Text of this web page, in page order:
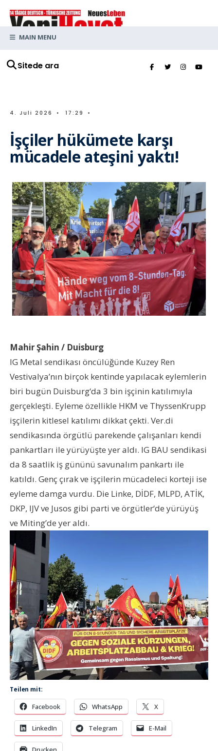
Sitede ara
MAIN MENU
4. Juli 2026 • 17:29 •
İşçiler hükümete karşı
mücadele ateşini yaktı!
Mahir Şahin / Duisburg
IG Metal sendikası öncülüğünde Kuzey Ren
Vestivalya’nın birçok kentinde yapılacak eylemlerin
biri bugün Duisburg‘da 3 bin işçinin katılımıyla
gerçekleşti. Eyleme özellikle HKM ve ThyssenKrupp
işçilerin kitlesel katılımı dikkat çekti. Ver.di
sendikasında örgütlü parekende çalışanları kendi
pankartları ile yürüyüşte yer aldı. IG BAU sendikasi
da 8 saatlik iş gününü savunalım pankartı ile
katıldı. Genç çırak ve işçilerin mücadeleci korteji ise
eyleme damga vurdu. Die Linke, DİDF, MLPD, ATİK,
DKP, IJV ve Jusos gibi parti ve örgütler‘de yürüyüş
ve Miting’de yer aldı.
Teilen mit:
Facebook WhatsApp X
LinkedIn Telegram E-Mail